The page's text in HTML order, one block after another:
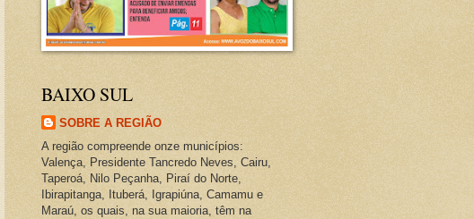
BAIXO SUL
SOBRE A REGIÃO
A região compreende onze municípios:
Valença, Presidente Tancredo Neves, Cairu,
Taperoá, Nilo Peçanha, Piraí do Norte,
Ibirapitanga, Ituberá, Igrapiúna, Camamu e
Maraú, os quais, na sua maioria, têm na